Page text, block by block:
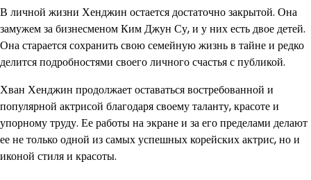
В личной жизни Хенджин остается достаточно закрытой. Она
замужем за бизнесменом Ким Джун Су, и у них есть двое детей.
Она старается сохранить свою семейную жизнь в тайне и редко
делится подробностями своего личного счастья с публикой.
Хван Хенджин продолжает оставаться востребованной и
популярной актрисой благодаря своему таланту, красоте и
упорному труду. Ее работы на экране и за его пределами делают
ее не только одной из самых успешных корейских актрис, но и
иконой стиля и красоты.